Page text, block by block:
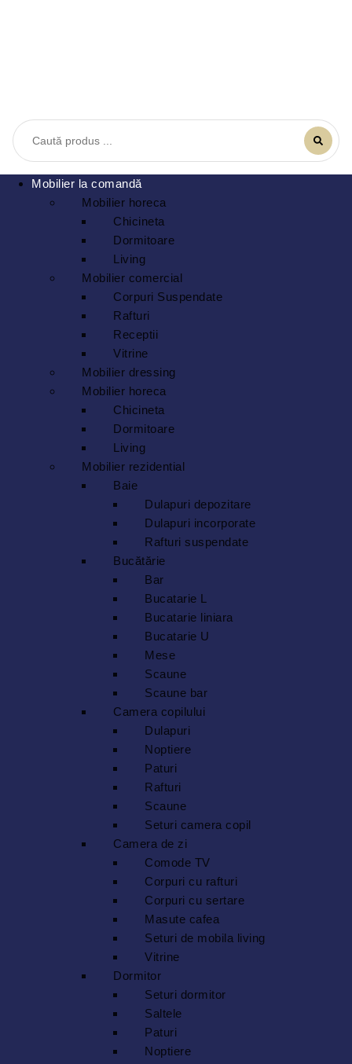
Mobilier la comandă
Mobilier horeca
Chicineta
Dormitoare
Living
Mobilier comercial
Corpuri Suspendate
Rafturi
Receptii
Vitrine
Mobilier dressing
Mobilier horeca
Chicineta
Dormitoare
Living
Mobilier rezidential
Baie
Dulapuri depozitare
Dulapuri incorporate
Rafturi suspendate
Bucătărie
Bar
Bucatarie L
Bucatarie liniara
Bucatarie U
Mese
Scaune
Scaune bar
Camera copilului
Dulapuri
Noptiere
Paturi
Rafturi
Scaune
Seturi camera copil
Camera de zi
Comode TV
Corpuri cu rafturi
Corpuri cu sertare
Masute cafea
Seturi de mobila living
Vitrine
Dormitor
Seturi dormitor
Saltele
Paturi
Noptiere